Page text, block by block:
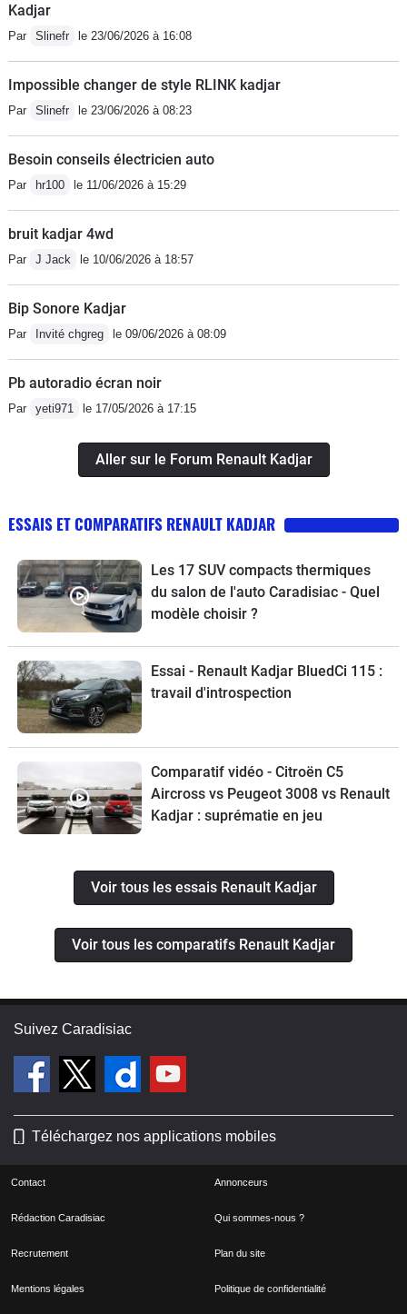
Kadjar
Par Slinefr le 23/06/2026 à 16:08
Impossible changer de style RLINK kadjar
Par Slinefr le 23/06/2026 à 08:23
Besoin conseils électricien auto
Par hr100 le 11/06/2026 à 15:29
bruit kadjar 4wd
Par J Jack le 10/06/2026 à 18:57
Bip Sonore Kadjar
Par Invité chgreg le 09/06/2026 à 08:09
Pb autoradio écran noir
Par yeti971 le 17/05/2026 à 17:15
Aller sur le Forum Renault Kadjar
ESSAIS ET COMPARATIFS RENAULT KADJAR
Les 17 SUV compacts thermiques
du salon de l'auto Caradisiac - Quel
modèle choisir ?
Essai - Renault Kadjar BluedCi 115 :
travail d'introspection
Comparatif vidéo - Citroën C5
Aircross vs Peugeot 3008 vs Renault
Kadjar : suprématie en jeu
Voir tous les essais Renault Kadjar
Voir tous les comparatifs Renault Kadjar
Suivez Caradisiac
Téléchargez nos applications mobiles
Contact Annonceurs
Rédaction Caradisiac Qui sommes-nous ?
Recrutement Plan du site
Mentions légales Politique de confidentialité